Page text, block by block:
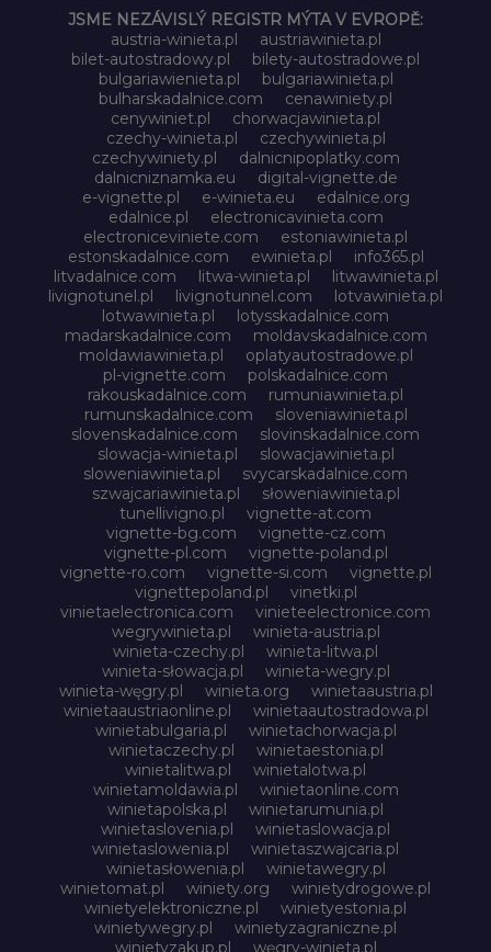
JSME NEZÁVISLÝ REGISTR MÝTA V EVROPĚ:
austria-winieta.pl
austriawinieta.pl
bilet-autostradowy.pl
bilety-autostradowe.pl
bulgariawienieta.pl
bulgariawinieta.pl
bulharskadalnice.com
cenawiniety.pl
cenywiniet.pl
chorwacjawinieta.pl
czechy-winieta.pl
czechywinieta.pl
czechywiniety.pl
dalnicnipoplatky.com
dalnicniznamka.eu
digital-vignette.de
e-vignette.pl
e-winieta.eu
edalnice.org
edalnice.pl
electronicavinieta.com
electroniceviniete.com
estoniawinieta.pl
estonskadalnice.com
ewinieta.pl
info365.pl
litvadalnice.com
litwa-winieta.pl
litwawinieta.pl
livignotunel.pl
livignotunnel.com
lotvawinieta.pl
lotwawinieta.pl
lotysskadalnice.com
madarskadalnice.com
moldavskadalnice.com
moldawiawinieta.pl
oplatyautostradowe.pl
pl-vignette.com
polskadalnice.com
rakouskadalnice.com
rumuniawinieta.pl
rumunskadalnice.com
sloveniawinieta.pl
slovenskadalnice.com
slovinskadalnice.com
slowacja-winieta.pl
slowacjawinieta.pl
sloweniawinieta.pl
svycarskadalnice.com
szwajcariawinieta.pl
słoweniawinieta.pl
tunellivigno.pl
vignette-at.com
vignette-bg.com
vignette-cz.com
vignette-pl.com
vignette-poland.pl
vignette-ro.com
vignette-si.com
vignette.pl
vignettepoland.pl
vinetki.pl
vinietaelectronica.com
vinieteelectronice.com
wegrywinieta.pl
winieta-austria.pl
winieta-czechy.pl
winieta-litwa.pl
winieta-słowacja.pl
winieta-wegry.pl
winieta-węgry.pl
winieta.org
winietaaustria.pl
winietaaustriaonline.pl
winietaautostradowa.pl
winietabulgaria.pl
winietachorwacja.pl
winietaczechy.pl
winietaestonia.pl
winietalitwa.pl
winietalotwa.pl
winietamoldawia.pl
winietaonline.com
winietapolska.pl
winietarumunia.pl
winietaslovenia.pl
winietaslowacja.pl
winietaslowenia.pl
winietaszwajcaria.pl
winietasłowenia.pl
winietawegry.pl
winietomat.pl
winiety.org
winietydrogowe.pl
winietyelektroniczne.pl
winietyestonia.pl
winietywegry.pl
winietyzagraniczne.pl
winietyzakup.pl
węgry-winieta.pl